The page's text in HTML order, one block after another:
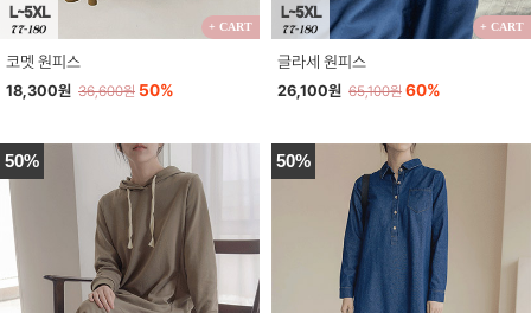
+ CART
코멧 원피스
18,300원 36,600원 50%
+ CART
글라세 원피스
26,100원 65,100원 60%
50% 50%